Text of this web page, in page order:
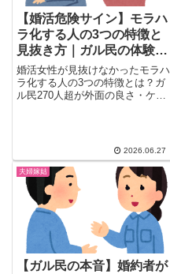
【婚活危険サイン】モラハ
ラ化する人の3つの特徴と
見抜き方｜ガル民の体験談
まとめ
婚活女性が見抜けなかったモラハ
ラ化する人の3つの特徴とは？ガ
ル民270人超が外面の良さ・ケ
3選も収録した保存版まとめ。
2026.06.27
夫婦嫁姑
【ガル民の本音】婚約者が